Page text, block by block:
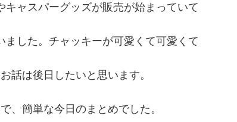
キャスパーグッズが販売が始まっていて
ました。チャッキーが可愛くて可愛くて
話は後日したいと思います。
、簡単な今日のまとめでした。